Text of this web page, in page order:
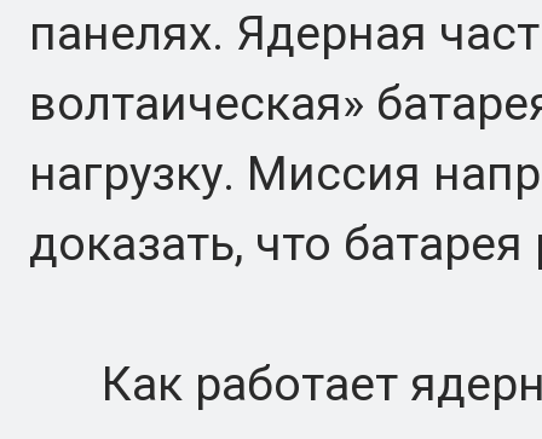
панелях. Ядерная
волтаическая»
нагрузку. Миссия
доказать, что
Как работает